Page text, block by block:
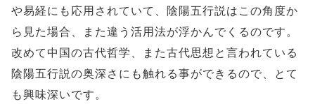
や易経にも応用されていて、陰陽五行説はこの角度か
ら見た場合、また違う活用法が浮かんでくるのです。
改めて中国の古代哲学、また古代思想と言われている
陰陽五行説の奥深さにも触れる事ができるので、とて
も興味深いです。